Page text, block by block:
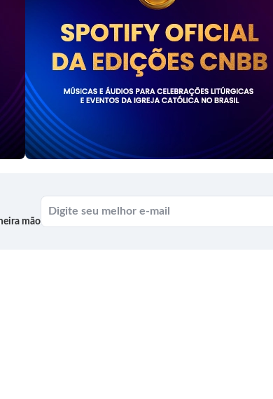
mão